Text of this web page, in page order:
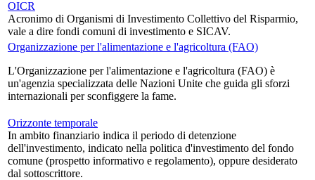
OICR
Acronimo di Organismi di Investimento Collettivo del Risparmio,
vale a dire fondi comuni di investimento e SICAV.
Organizzazione per l'alimentazione e l'agricoltura (FAO)
L'Organizzazione per l'alimentazione e l'agricoltura (FAO) è
un'agenzia specializzata delle Nazioni Unite che guida gli sforzi
internazionali per sconfiggere la fame.
Orizzonte temporale
In ambito finanziario indica il periodo di detenzione
dell'investimento, indicato nella politica d'investimento del fondo
comune (prospetto informativo e regolamento), oppure desiderato
dal sottoscrittore.